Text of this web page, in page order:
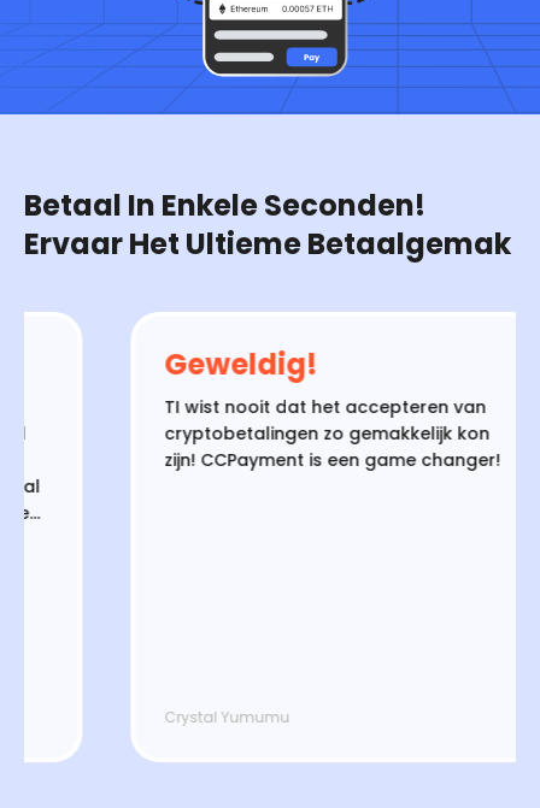
Betaal In Enkele Seconden!
Ervaar Het Ultieme Betaalgemak
Geweldig!
TI wist nooit dat het accepteren van
cryptobetalingen zo gemakkelijk kon
zijn! CCPayment is een game changer!
Crystal Yumumu